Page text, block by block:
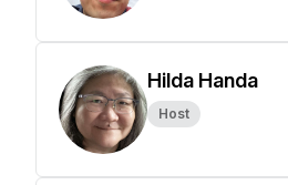
Hilda Handa
Host